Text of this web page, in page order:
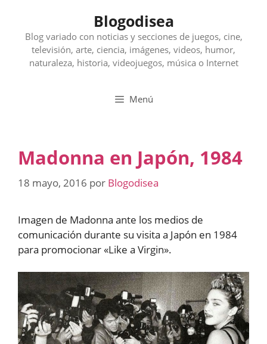
contenido
Blogodisea
Blog variado con noticias y secciones de juegos, cine,
televisión, arte, ciencia, imágenes, videos, humor,
naturaleza, historia, videojuegos, música o Internet
Menú
Madonna en Japón, 1984
18 mayo, 2016 por Blogodisea
Imagen de Madonna ante los medios de
comunicación durante su visita a Japón en 1984
para promocionar «Like a Virgin».